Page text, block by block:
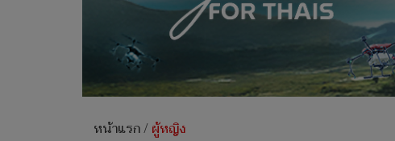
หน้าแรก/ผู้หญิง